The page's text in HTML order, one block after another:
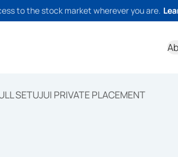
to the stock market wherever you are.
SETUJUI PRIVATE PLACEMENT